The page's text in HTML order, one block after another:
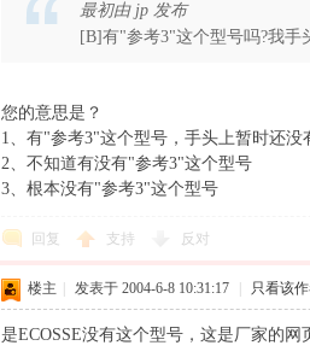
最初由 jp 发布
[B]有"参考3"这个型号吗?我
您的意思是？
1、有"参考3"这个型号，手头上暂时还没
2、不知道有没有"参考3"这个型号
3、根本没有"参考3"这个型号
回复 支持 反对
楼主 发表于 2004-6-8 10:31:17 只看该
是ECOSSE没有这个型号，这是厂家的网